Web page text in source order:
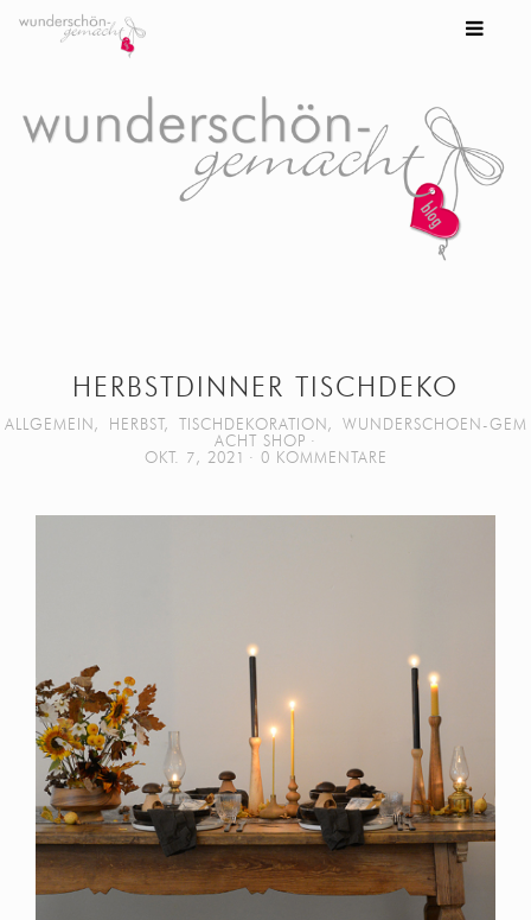
HERBSTDINNER TISCHDEKO
ALLGEMEIN , HERBST , TISCHDEKORATION ,
WUNDERSCHOEN-GEM
ACHT SHOP
OKT. 7, 2021
0 KOMMENTARE